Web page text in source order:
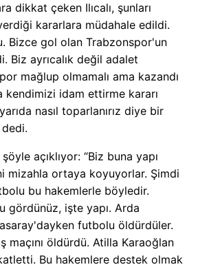
dikkat çeken Ilıcalı, şunları
kararlara müdahale edildi.
Bizce gol olan Trabzonspor'un
Biz ayrıcalık değil adalet
mağlup olmamalı ama kazandı
kendimizi idam ettirme kararı
nasıl toparlanırız diye bir
açıklıyor: “Biz buna yapı
mizahla ortaya koyuyorlar. Şimdi
bu hakemlerle böyledir.
gördünüz, işte yapı. Arda
futbolu öldürdüler.
maçını öldürdü. Atilla Karaoğlan
Bu hakemlere destek olmak